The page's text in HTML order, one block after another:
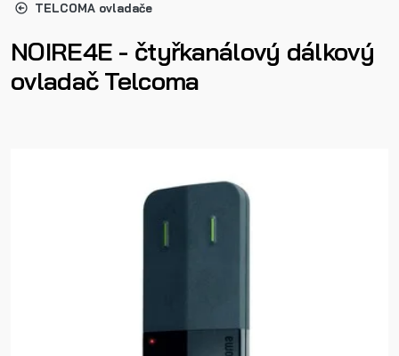
TELCOMA ovladače
NOIRE4E - čtyřkanálový dálkový
ovladač Telcoma